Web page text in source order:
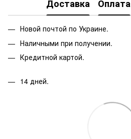
Доставка Оплата
Новой почтой по Украине.
Наличными при получении.
Кредитной картой.
14 дней.